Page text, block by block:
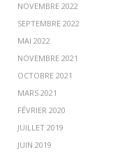
NOVEMBRE 2022
SEPTEMBRE 2022
MAI 2022
NOVEMBRE 2021
OCTOBRE 2021
MARS 2021
FÉVRIER 2020
JUILLET 2019
JUIN 2019